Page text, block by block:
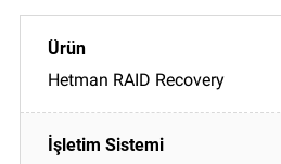
Hetman RAID Recovery